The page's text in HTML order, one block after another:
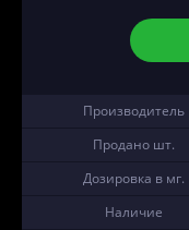
Производитель
Продано шт.
Дозировка в мг.
Наличие